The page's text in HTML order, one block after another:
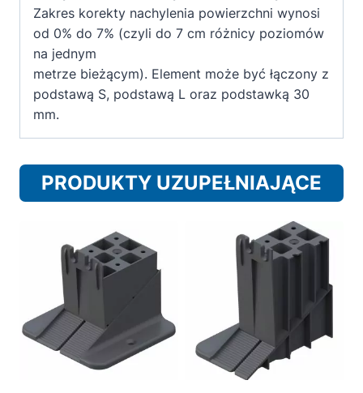
Zakres korekty nachylenia powierzchni wynosi
od 0% do 7% (czyli do 7 cm różnicy poziomów
na jednym
metrze bieżącym). Element może być łączony z
podstawą S, podstawą L oraz podstawką 30
mm.
PRODUKTY UZUPEŁNIAJĄCE